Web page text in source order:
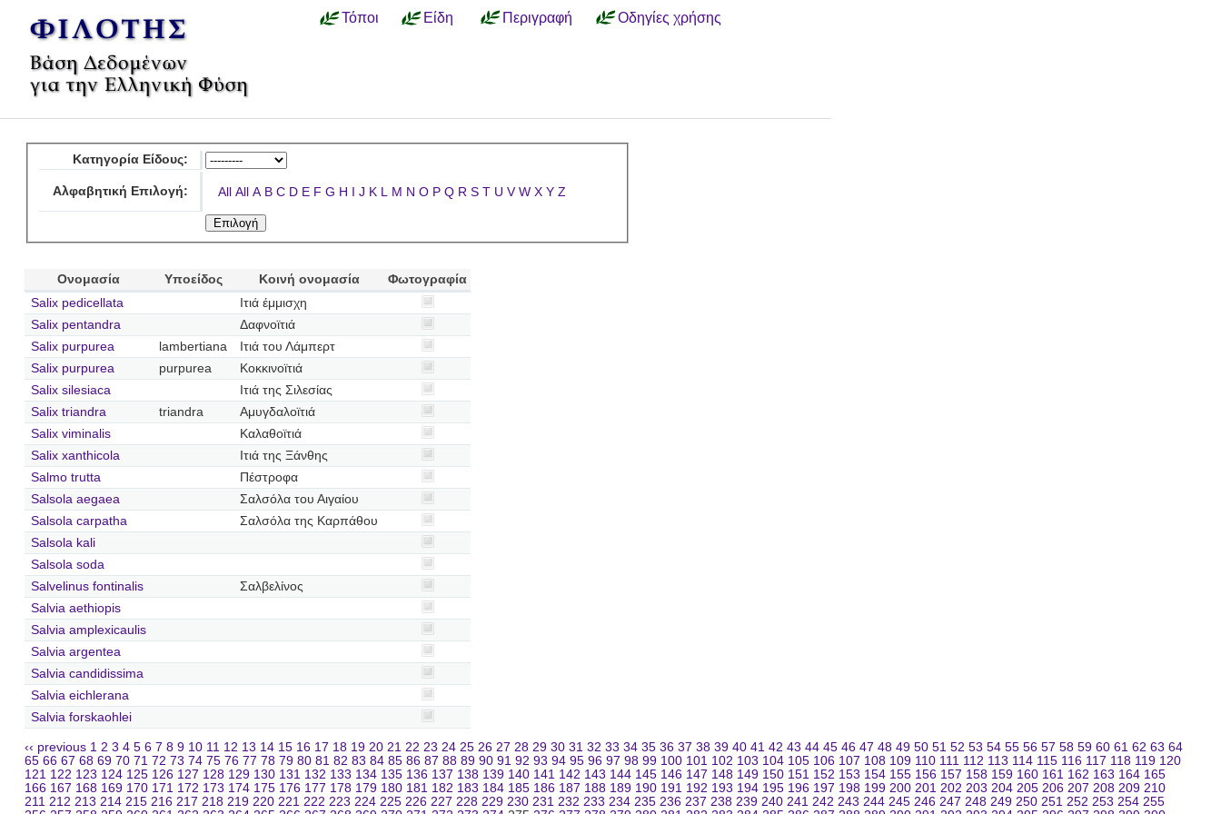
Τόποι Είδη Περιγραφή Οδηγίες χρήσης
Κατηγορία Είδους:
Αλφαβητική Επιλογή: All All A B C D E F G H I J K L M N O P Q R S T U V W X Y Z
Ονομασία Υποείδος Κοινή ονομασία
Φωτογραφία
Salix pedicellata
Ιτιά έμμισχη
Salix pentandra
Δαφνοϊτιά
Salix purpurea
lambertiana
Ιτιά του Λάμπερτ
Salix purpurea
purpurea
Κοκκινοϊτιά
Salix silesiaca
Ιτιά της Σιλεσίας
Salix triandra
triandra
Αμυγδαλοϊτιά
Salix viminalis
Καλαθοϊτιά
Salix xanthicola
Ιτιά της Ξάνθης
Salmo trutta
Πέστροφα
Salsola aegaea
Σαλσόλα του Αιγαίου
Salsola carpatha
Σαλσόλα της Καρπάθου
Salsola kali
Salsola soda
Salvelinus fontinalis
Σαλβελίνος
Salvia aethiopis
Salvia amplexicaulis
Salvia argentea
Salvia candidissima
Salvia eichlerana
Salvia forskaohlei
‹‹ previous 1 2 3 4 5 6 7 8 9 10 11 12 13 14 15 16 17 18 19 20 21 22 23 24 25 26 27 28 29 30 31 32 33 34 35 36 37 38 39 40 41 42 43 44 45 46 47 48 49 50 51 52 53 54 55 56 57 58 59 60 61 62 63 64
65 66 67 68 69 70 71 72 73 74 75 76 77 78 79 80 81 82 83 84 85 86 87 88 89 90 91 92 93 94 95 96 97 98 99 100 101 102 103 104 105 106 107 108 109 110 111 112 113 114 115 116 117 118 119 120
121 122 123 124 125 126 127 128 129 130 131 132 133 134 135 136 137 138 139 140 141 142 143 144 145 146 147 148 149 150 151 152 153 154 155 156 157 158 159 160 161 162 163 164 165
166 167 168 169 170 171 172 173 174 175 176 177 178 179 180 181 182 183 184 185 186 187 188 189 190 191 192 193 194 195 196 197 198 199 200 201 202 203 204 205 206 207 208 209 210
211 212 213 214 215 216 217 218 219 220 221 222 223 224 225 226 227 228 229 230 231 232 233 234 235 236 237 238 239 240 241 242 243 244 245 246 247 248 249 250 251 252 253 254 255